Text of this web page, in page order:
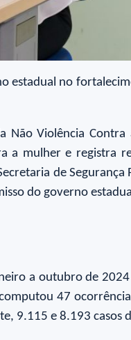
estadual no
Não Violência
a mulher e registra
de
do governo
a outubro de
47
9.115 e 8.193